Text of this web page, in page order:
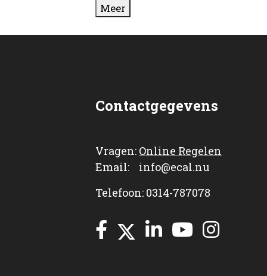
Meer
Contactgegevens
Vragen: Online Regelen
Email: info@ecal.nu
Telefoon: 0314-787078